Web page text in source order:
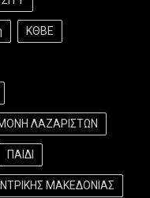
ΚΘΒΕ
ΛΑΖΑΡΙΣΤΩΝ
ΠΑΙΔΙ
ΜΑΚΕΔΟΝΙΑΣ